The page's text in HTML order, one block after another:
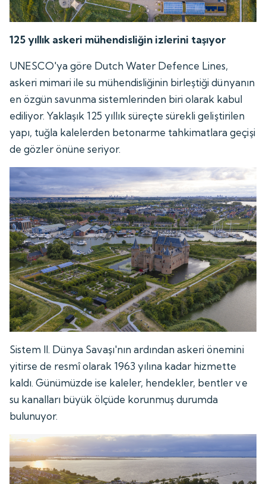
125 yıllık askeri mühendisliğin izlerini taşıyor
UNESCO'ya göre Dutch Water Defence Lines,
askeri mimari ile su mühendisliğinin birleştiği dünyanın
en özgün savunma sistemlerinden biri olarak kabul
ediliyor. Yaklaşık 125 yıllık süreçte sürekli geliştirilen
yapı, tuğla kalelerden betonarme tahkimatlara geçişi
de gözler önüne seriyor.
Sistem II. Dünya Savaşı'nın ardından askeri önemini
yitirse de resmî olarak 1963 yılına kadar hizmette
kaldı. Günümüzde ise kaleler, hendekler, bentler ve
su kanalları büyük ölçüde korunmuş durumda
bulunuyor.